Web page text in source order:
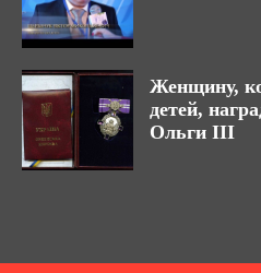
Женщину,
детей,
Ольги III